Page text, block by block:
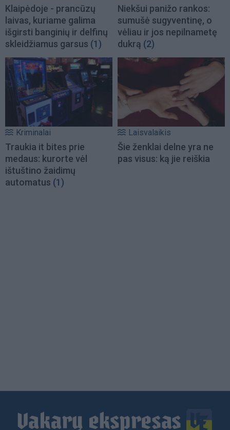
Klaipėdoje - prancūzų
laivas, kuriame galima
išgirsti banginių ir delfinų
skleidžiamus garsus (1)
Niekšui panižo rankos:
sumušė sugyventinę, o
vėliau ir jos nepilnametę
dukrą (2)
Kriminalai
Traukia it bites prie
medaus: kurorte vėl
ištuštino žaidimų
automatus (1)
Laisvalaikis
Šie ženklai delne yra ne
pas visus: ką jie reiškia